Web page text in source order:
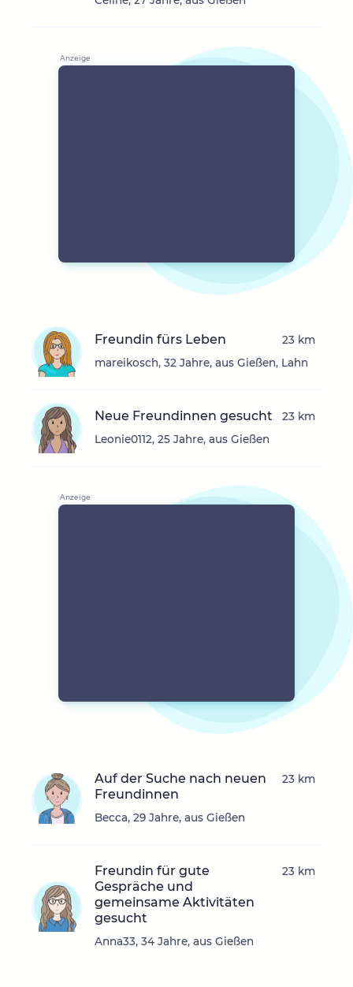
Freundin fürs Leben
mareikosch, 32 Jahre, aus Gießen, Lahn
23 km
Neue Freundinnen gesucht
Leonie0112, 25 Jahre, aus Gießen
23 km
Auf der Suche nach neuen
Freundinnen
Becca, 29 Jahre, aus Gießen
23 km
Freundin für gute
Gespräche und
gemeinsame Aktivitäten
gesucht
Anna33, 34 Jahre, aus Gießen
23 km